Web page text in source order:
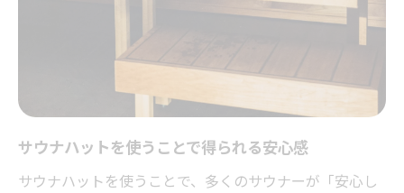
サウナハットを使うことで得られる安心感
サウナハットを使うことで、多くのサウナーが「安心し